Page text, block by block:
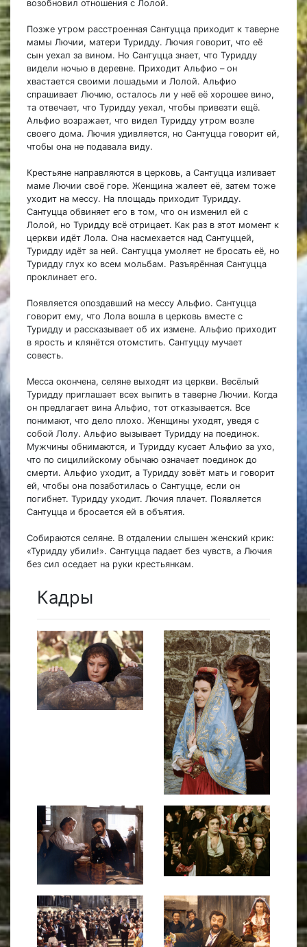
возобновил отношения с Лолой.
Позже утром расстроенная Сантуцца приходит к таверне
мамы Лючии, матери Туридду. Лючия говорит, что её
сын уехал за вином. Но Сантуцца знает, что Туридду
видели ночью в деревне. Приходит Альфио – он
хвастается своими лошадьми и Лолой. Альфио
спрашивает Лючию, осталось ли у неё её хорошее вино,
та отвечает, что Туридду уехал, чтобы привезти ещё.
Альфио возражает, что видел Туридду утром возле
своего дома. Лючия удивляется, но Сантуцца говорит ей,
чтобы она не подавала виду.
Крестьяне направляются в церковь, а Сантуцца изливает
маме Лючии своё горе. Женщина жалеет её, затем тоже
уходит на мессу. На площадь приходит Туридду.
Сантуцца обвиняет его в том, что он изменил ей с
Лолой, но Туридду всё отрицает. Как раз в этот момент к
церкви идёт Лола. Она насмехается над Сантуццей,
Туридду идёт за ней. Сантуцца умоляет не бросать её, но
Туридду глух ко всем мольбам. Разъярённая Сантуцца
проклинает его.
Появляется опоздавший на мессу Альфио. Сантуцца
говорит ему, что Лола вошла в церковь вместе с
Туридду и рассказывает об их измене. Альфио приходит
в ярость и клянётся отомстить. Сантуццу мучает
совесть.
Месса окончена, селяне выходят из церкви. Весёлый
Туридду приглашает всех выпить в таверне Лючии. Когда
он предлагает вина Альфио, тот отказывается. Все
понимают, что дело плохо. Женщины уходят, уведя с
собой Лолу. Альфио вызывает Туридду на поединок.
Мужчины обнимаются, и Туридду кусает Альфио за ухо,
что по сицилийскому обычаю означает поединок до
смерти. Альфио уходит, а Туридду зовёт мать и говорит
ей, чтобы она позаботилась о Сантуцце, если он
погибнет. Туридду уходит. Лючия плачет. Появляется
Сантуцца и бросается ей в объятия.
Собираются селяне. В отдалении слышен женский крик:
«Туридду убили!». Сантуцца падает без чувств, а Лючия
без сил оседает на руки крестьянкам.
Кадры